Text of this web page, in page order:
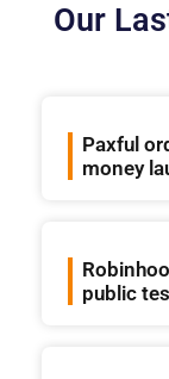
Our
Paxful
money
public